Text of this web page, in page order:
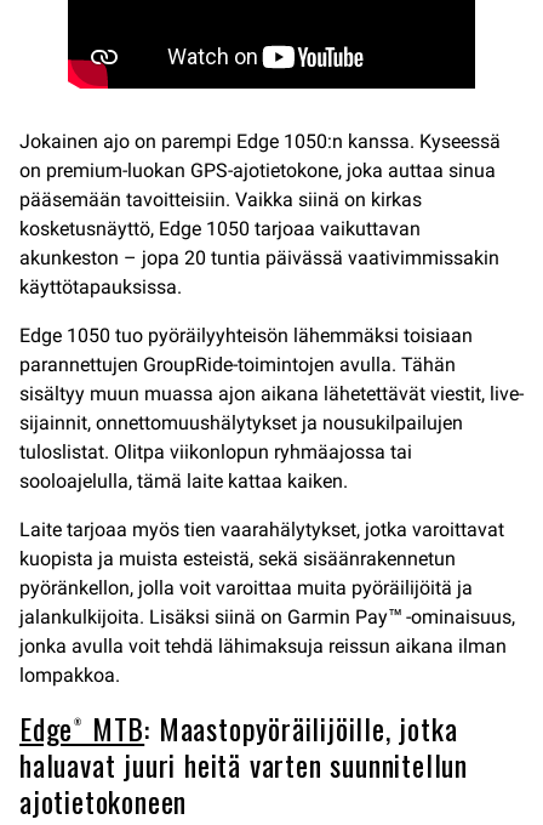
Jokainen ajo on parempi Edge 1050:n kanssa. Kyseessä
on premium-luokan GPS-ajotietokone, joka auttaa sinua
pääsemään tavoitteisiin. Vaikka siinä on kirkas
kosketusnäyttö, Edge 1050 tarjoaa vaikuttavan
akunkeston – jopa 20 tuntia päivässä vaativimmissakin
käyttötapauksissa.
Edge 1050 tuo pyöräilyyhteisön lähemmäksi toisiaan
parannettujen GroupRide-toimintojen avulla. Tähän
sisältyy muun muassa ajon aikana lähetettävät viestit, live-
sijainnit, onnettomuushälytykset ja nousukilpailujen
tuloslistat. Olitpa viikonlopun ryhmäajossa tai
sooloajelulla, tämä laite kattaa kaiken.
Laite tarjoaa myös tien vaarahälytykset, jotka varoittavat
kuopista ja muista esteistä, sekä sisäänrakennetun
pyöränkellon, jolla voit varoittaa muita pyöräilijöitä ja
jalankulkijoita. Lisäksi siinä on Garmin Pay™ -ominaisuus,
jonka avulla voit tehdä lähimaksuja reissun aikana ilman
lompakkoa.
Edge® MTB: Maastopyöräilijöille, jotka
haluavat juuri heitä varten suunnitellun
ajotietokoneen